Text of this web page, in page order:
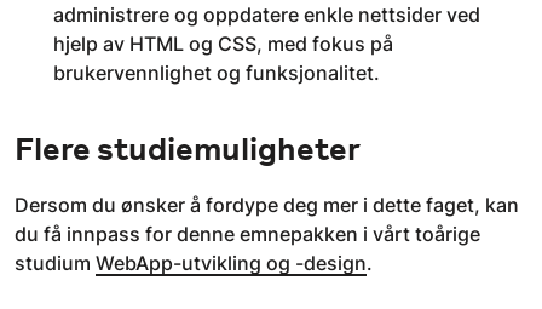
administrere og oppdatere enkle nettsider ved
hjelp av HTML og CSS, med fokus på
brukervennlighet og funksjonalitet.
Flere studiemuligheter
Dersom du ønsker å fordype deg mer i dette faget, kan
du få innpass for denne emnepakken i vårt toårige
studium WebApp-utvikling og -design.